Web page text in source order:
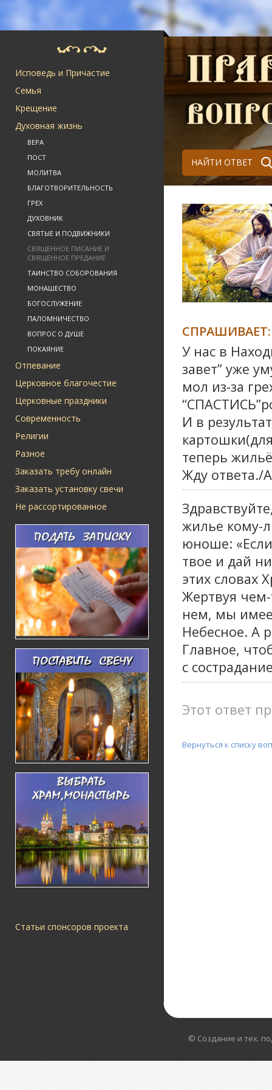
Исповедь и Причастие
Семья
Крещение
Духовная жизнь
ВЕРА
ПОСТ
МОЛИТВА
БЛАГОТВОРИТЕЛЬНОСТЬ
ГРЕХ
ДУХОВНИК
СВЯТЫЕ И ПОДВИЖНИКИ
СВЯЩЕННОЕ ПИСАНИЕ И
СВЯЩЕННОЕ ПРЕДАНИЕ
ТАИНСТВО СОБОРОВАНИЯ
МОНАШЕСТВО
БОГОСЛУЖЕНИЕ
ПАЛОМНИЧЕСТВО
ВОПРОС О ДУШЕ
ПОКАЯНИЕ
Отпевание
Церковное благочестие
Церковные праздники
Современность
Религии
Разное
Заказать требу онлайн
Заказать установку свечи
Не рассортированное
Статьи спонсоров проекта
НАЙТИ ОТВЕТ
СПРАШИВАЕТ:
У нас в
завет” уже
мол из-за
И в
теперь
Жду ответа./
жилье кому-
юноше:
твое и дай
этих словах
Жертвуя
нем, мы
Небесное. А
Главное,
с
Этот ответ
Вернуться к списку
© Создание и тех.